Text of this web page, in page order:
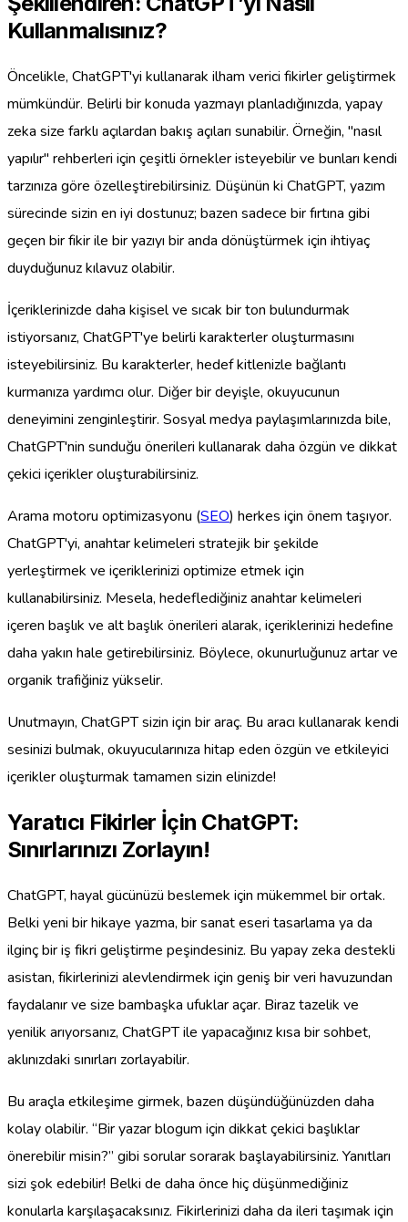
Kullanmalısınız?
Öncelikle, ChatGPT'yi kullanarak ilham verici fikirler geliştirmek
mümkündür. Belirli bir konuda yazmayı planladığınızda, yapay
zeka size farklı açılardan bakış açıları sunabilir. Örneğin, "nasıl
yapılır" rehberleri için çeşitli örnekler isteyebilir ve bunları kendi
tarzınıza göre özelleştirebilirsiniz. Düşünün ki ChatGPT, yazım
sürecinde sizin en iyi dostunuz; bazen sadece bir fırtına gibi
geçen bir fikir ile bir yazıyı bir anda dönüştürmek için ihtiyaç
duyduğunuz kılavuz olabilir.
İçeriklerinizde daha kişisel ve sıcak bir ton bulundurmak
istiyorsanız, ChatGPT'ye belirli karakterler oluşturmasını
isteyebilirsiniz. Bu karakterler, hedef kitlenizle bağlantı
kurmanıza yardımcı olur. Diğer bir deyişle, okuyucunun
deneyimini zenginleştirir. Sosyal medya paylaşımlarınızda bile,
ChatGPT'nin sunduğu önerileri kullanarak daha özgün ve dikkat
çekici içerikler oluşturabilirsiniz.
Arama motoru optimizasyonu (SEO) herkes için önem taşıyor.
ChatGPT'yi, anahtar kelimeleri stratejik bir şekilde
yerleştirmek ve içeriklerinizi optimize etmek için
kullanabilirsiniz. Mesela, hedeflediğiniz anahtar kelimeleri
içeren başlık ve alt başlık önerileri alarak, içeriklerinizi hedefine
daha yakın hale getirebilirsiniz. Böylece, okunurluğunuz artar ve
organik trafiğiniz yükselir.
Unutmayın, ChatGPT sizin için bir araç. Bu aracı kullanarak kendi
sesinizi bulmak, okuyucularınıza hitap eden özgün ve etkileyici
içerikler oluşturmak tamamen sizin elinizde!
Yaratıcı Fikirler İçin ChatGPT:
Sınırlarınızı Zorlayın!
ChatGPT, hayal gücünüzü beslemek için mükemmel bir ortak.
Belki yeni bir hikaye yazma, bir sanat eseri tasarlama ya da
ilginç bir iş fikri geliştirme peşindesiniz. Bu yapay zeka destekli
asistan, fikirlerinizi alevlendirmek için geniş bir veri havuzundan
faydalanır ve size bambaşka ufuklar açar. Biraz tazelik ve
yenilik arıyorsanız, ChatGPT ile yapacağınız kısa bir sohbet,
aklınızdaki sınırları zorlayabilir.
Bu araçla etkileşime girmek, bazen düşündüğünüzden daha
kolay olabilir. “Bir yazar blogum için dikkat çekici başlıklar
önerebilir misin?” gibi sorular sorarak başlayabilirsiniz. Yanıtları
sizi şok edebilir! Belki de daha önce hiç düşünmediğiniz
konularla karşılaşacaksınız. Fikirlerinizi daha da ileri taşımak için